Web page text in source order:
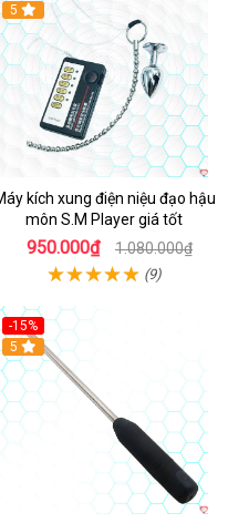
Hot
5
kích xung điện niệu đạo hậu
môn S.M Player giá tốt
950.000₫ 1.080.000₫
(9)
-15%
Hot
5